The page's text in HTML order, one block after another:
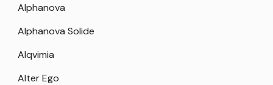
Alphanova
Alphanova Solide
Alqvimia
Alter Ego